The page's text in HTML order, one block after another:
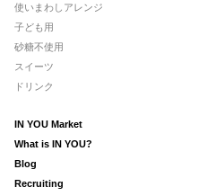
使いまわしアレンジ
子ども用
砂糖不使用
スイーツ
ドリンク
IN YOU Market
What is IN YOU?
Blog
Recruiting